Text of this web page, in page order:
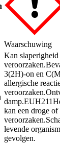
Waarschuwing
Kan
veroorzaken.
3(2H)-on en
allergische
veroorzaken.
damp.EUH211
kan een droge of
veroorzaken.
levende
gevolgen.